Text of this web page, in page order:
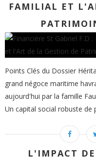
FAMILIAL ET
Points Clés du Dossier
grand négoce maritime
aujourd'hui par la famille
Un capital social robuste de
L'IMPACT